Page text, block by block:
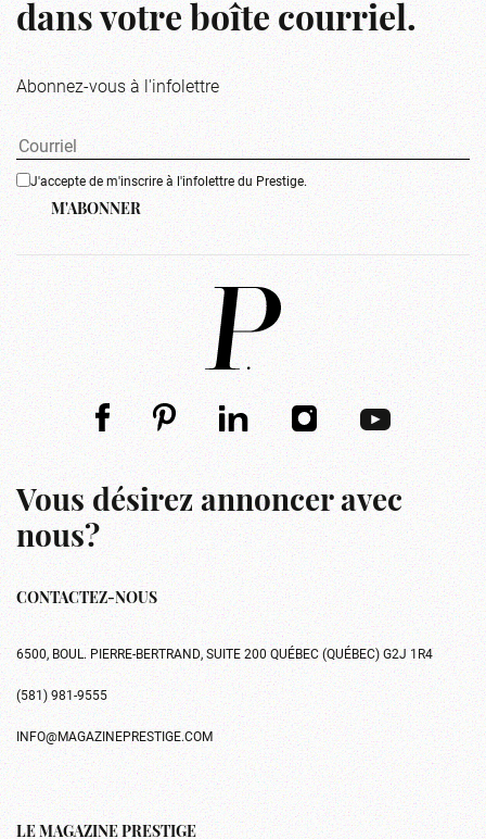
dans votre boîte courriel.
Abonnez-vous à l'infolettre
J'accepte de m'inscrire à l'infolettre du Prestige.
M'ABONNER
Vous désirez annoncer avec
nous?
CONTACTEZ-NOUS
6500, BOUL. PIERRE-BERTRAND, SUITE 200 QUÉBEC (QUÉBEC) G2J 1R4
(581) 981-9555
INFO@MAGAZINEPRESTIGE.COM
LE MAGAZINE PRESTIGE